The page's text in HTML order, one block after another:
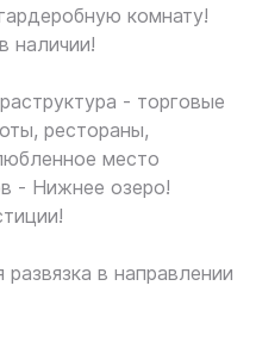
комнату!
наличии!
- торговые
рестораны,
место
- Нижнее озеро!
в направлении